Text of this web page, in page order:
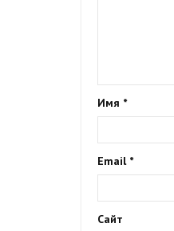
Имя *
Email *
Сайт